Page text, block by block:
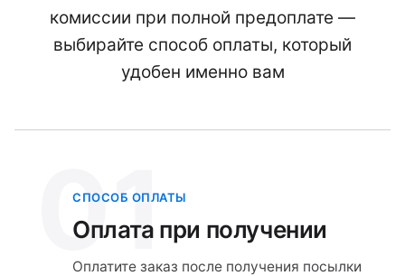
комиссии при полной предоплате —
выбирайте способ оплаты, который
удобен именно вам
01
СПОСОБ ОПЛАТЫ
Оплата при получении
Оплатите заказ после получения посылки